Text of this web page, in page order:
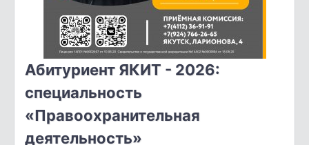
Абитуриент ЯКИТ - 2026:
специальность
«Правоохранительная
деятельность»